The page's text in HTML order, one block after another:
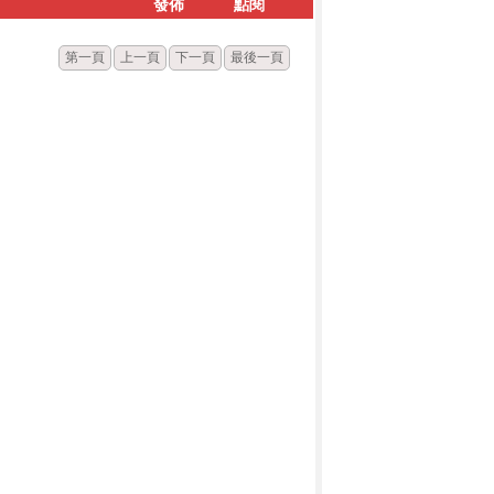
發佈 點閱
第一頁 上一頁 下一頁 最後一頁